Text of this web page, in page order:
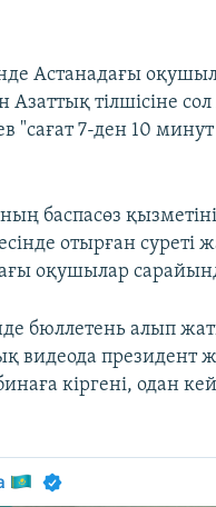
Астанадағы
Азаттық тілшісіне
"сағат 7-ден 10
баспасөз
отырған суреті
оқушылар
бюллетень алып
видеода президент
кіргені, одан